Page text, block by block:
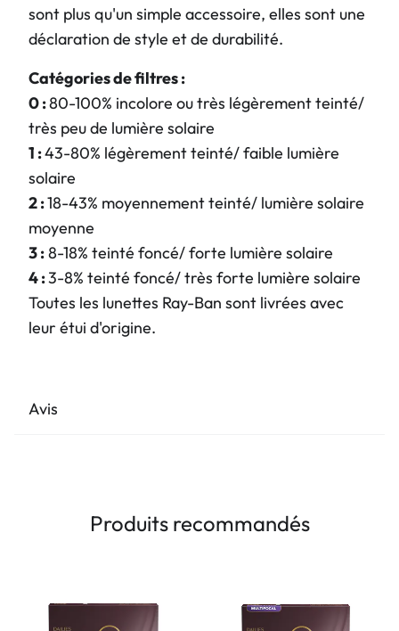
sont plus qu'un simple accessoire, elles sont une
déclaration de style et de durabilité.
Catégories de filtres :
0 :80-100% incolore ou très légèrement teinté/
très peu de lumière solaire
1 :43-80% légèrement teinté/ faible lumière
solaire
2 :18-43% moyennement teinté/ lumière solaire
moyenne
3 :8-18% teinté foncé/ forte lumière solaire
4 :3-8% teinté foncé/ très forte lumière solaire
Toutes les lunettes Ray-Ban sont livrées avec
leur étui d'origine.
Avis
Produits recommandés